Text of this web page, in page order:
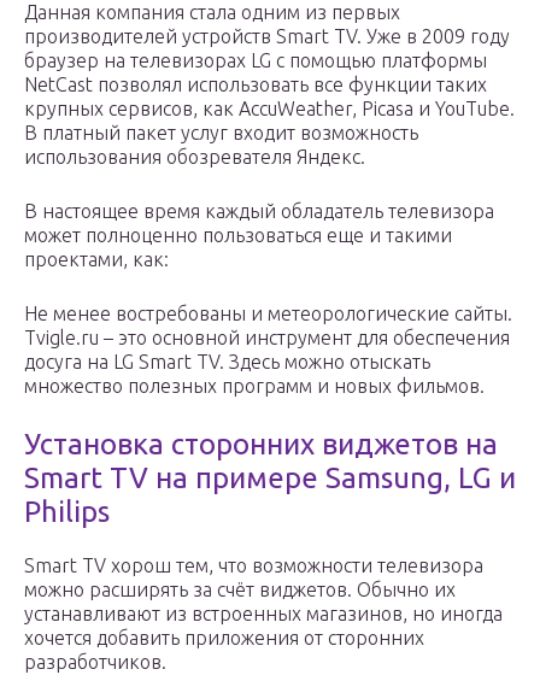
Данная компания стала одним из первых
производителей устройств Smart TV. Уже в 2009 году
браузер на телевизорах LG с помощью платформы
NetCast позволял использовать все функции таких
крупных сервисов, как AccuWeather, Picasa и YouTube.
В платный пакет услуг входит возможность
использования обозревателя Яндекс.
В настоящее время каждый обладатель телевизора
может полноценно пользоваться еще и такими
проектами, как:
Не менее востребованы и метеорологические сайты.
Tvigle.ru – это основной инструмент для обеспечения
досуга на LG Smart TV. Здесь можно отыскать
множество полезных программ и новых фильмов.
Установка сторонних виджетов на
Smart TV на примере Samsung, LG и
Philips
Smart TV хорош тем, что возможности телевизора
можно расширять за счёт виджетов. Обычно их
устанавливают из встроенных магазинов, но иногда
хочется добавить приложения от сторонних
разработчиков.